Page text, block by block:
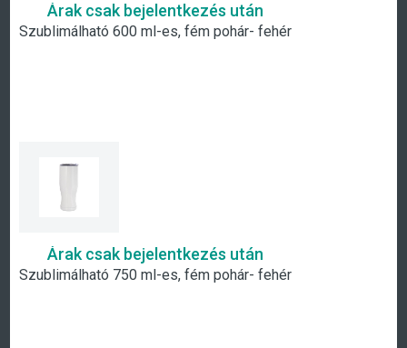
Árak csak bejelentkezés után
Szublimálható 600 ml-es, fém pohár- fehér
Árak csak bejelentkezés után
Szublimálható 750 ml-es, fém pohár- fehér